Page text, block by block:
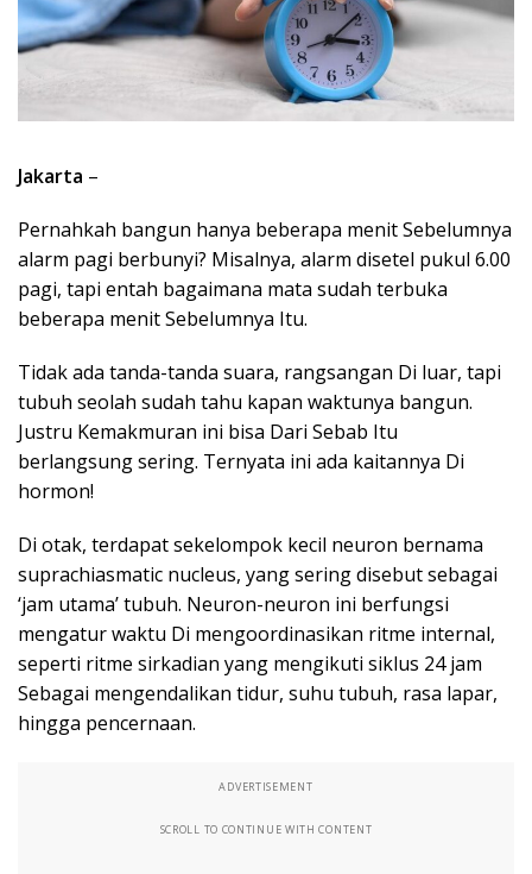
Jakarta –
Pernahkah bangun hanya beberapa menit Sebelumnya
alarm pagi berbunyi? Misalnya, alarm disetel pukul 6.00
pagi, tapi entah bagaimana mata sudah terbuka
beberapa menit Sebelumnya Itu.
Tidak ada tanda-tanda suara, rangsangan Di luar, tapi
tubuh seolah sudah tahu kapan waktunya bangun.
Justru Kemakmuran ini bisa Dari Sebab Itu
berlangsung sering. Ternyata ini ada kaitannya Di
hormon!
Di otak, terdapat sekelompok kecil neuron bernama
suprachiasmatic nucleus, yang sering disebut sebagai
‘jam utama’ tubuh. Neuron-neuron ini berfungsi
mengatur waktu Di mengoordinasikan ritme internal,
seperti ritme sirkadian yang mengikuti siklus 24 jam
Sebagai mengendalikan tidur, suhu tubuh, rasa lapar,
hingga pencernaan.
ADVERTISEMENT
SCROLL TO CONTINUE WITH CONTENT